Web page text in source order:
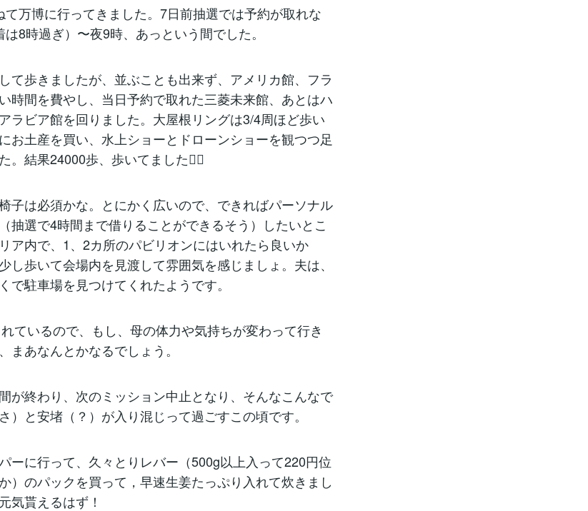
万博に行ってきました。7日前抽選では予約が取れな
8時過ぎ）〜夜9時、あっという間でした。
て歩きましたが、並ぶことも出来ず、アメリカ館、フラ
時間を費やし、当日予約で取れた三菱未来館、あとはハ
ラビア館を回りました。大屋根リングは3/4周ほど歩い
お土産を買い、水上ショーとドローンショーを観つつ足
。結果24000歩、歩いてました🚶‍♀️
子は必須かな。とにかく広いので、できればパーソナル
抽選で4時間まで借りることができるそう）したいとこ
ア内で、1、2カ所のパビリオンにはいれたら良いか
し歩いて会場内を見渡して雰囲気を感じましょ。夫は、
で駐車場を見つけてくれたようです。
ているので、もし、母の体力や気持ちが変わって行き
まあなんとかなるでしょう。
が終わり、次のミッション中止となり、そんなこんなで
）と安堵（？）が入り混じって過ごすこの頃です。
ーに行って、久々とりレバー（500g以上入って220円位
）のパックを買って，早速生姜たっぷり入れて炊きまし
気貰えるはず！